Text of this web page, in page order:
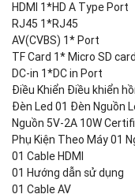
HDMI 1*HD A Type Port
RJ45 1*RJ45
AV(CVBS) 1* Port
TF Card 1* Micro SD card
DC-in 1*DC in Port
Điều Khiển Điều khiển
Đèn Led 01 Đèn Nguồn
Nguồn 5V-2A 10W
Phụ Kiện Theo Máy 01
01 Cable HDMI
01 Hướng dẫn sử dụng
01 Cable AV